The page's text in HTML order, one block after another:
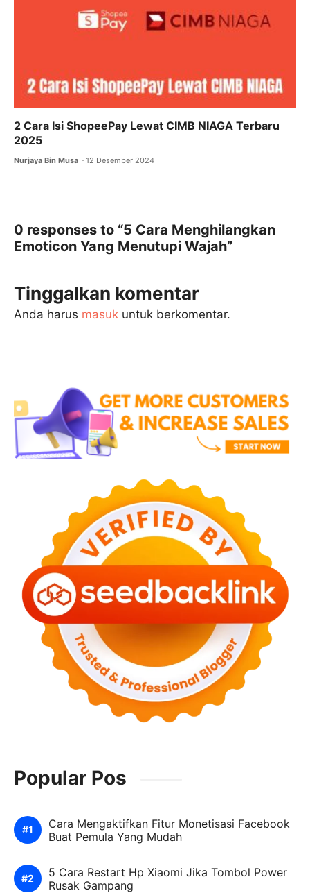
2 Cara Isi ShopeePay Lewat CIMB NIAGA Terbaru
2025
Nurjaya Bin Musa 12 Desember 2024
0 responses to “5 Cara Menghilangkan
Emoticon Yang Menutupi Wajah”
Tinggalkan komentar
Anda harus masuk untuk berkomentar.
Popular Pos
Cara Mengaktifkan Fitur Monetisasi Facebook
Buat Pemula Yang Mudah
5 Cara Restart Hp Xiaomi Jika Tombol Power
Rusak Gampang